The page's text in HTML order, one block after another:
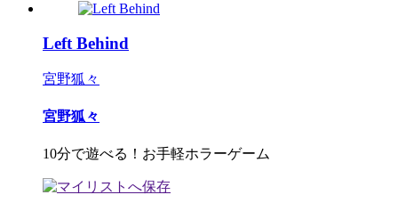
Left Behind
宮野狐々
宮野狐々
10分で遊べる！お手軽ホラーゲーム